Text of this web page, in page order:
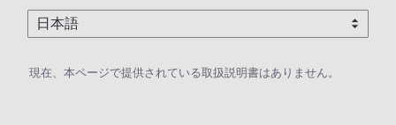
現在、本ページで提供されている取扱説明書はありません。